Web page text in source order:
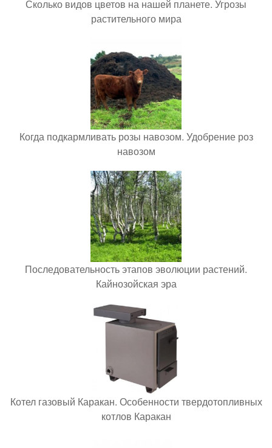
Сколько видов цветов на нашей планете. Угрозы
растительного мира
Когда подкармливать розы навозом. Удобрение роз
навозом
Последовательность этапов эволюции растений.
Кайнозойская эра
Котел газовый Каракан. Особенности твердотопливных
котлов Каракан